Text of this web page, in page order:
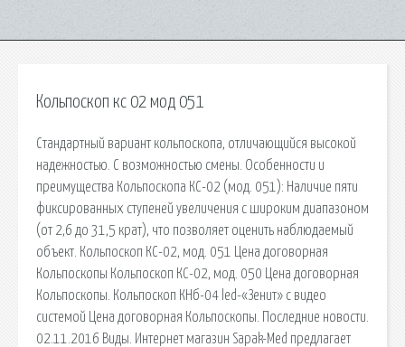
Кольпоскоп кс 02 мод 051
Стандартный вариант кольпоскопа, отличающийся высокой
надежностью. С возможностью смены. Особенности и
преимущества Кольпоскопа КС-02 (мод. 051): Наличие пяти
фиксированных ступеней увеличения с широким диапазоном
(от 2,6 до 31,5 крат), что позволяет оценить наблюдаемый
объект. Кольпоскоп КС-02, мод. 051 Цена договорная
Кольпоскопы Кольпоскоп КС-02, мод. 050 Цена договорная
Кольпоскопы. Кольпоскоп КНб-04 led-«Зенит» с видео
системой Цена договорная Кольпоскопы. Последние новости.
02.11.2016 Виды. Интернет магазин Sapak-Med предлагает